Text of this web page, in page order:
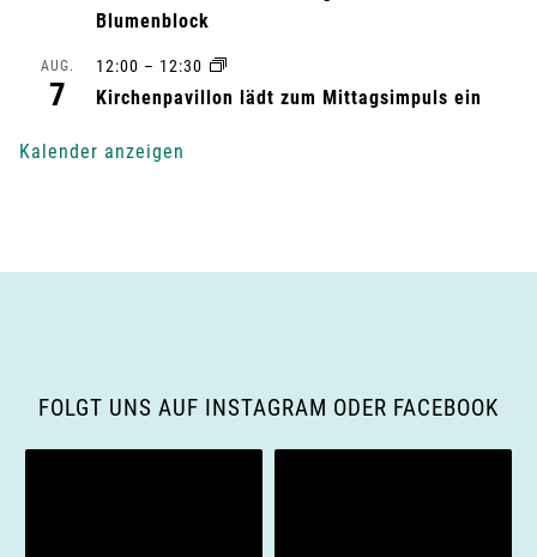
-
a
Blumenblock
AUG.
7
12:00 – 12:30
Kirchenpavillon lädt zum Mittagsimpuls ein
Kalender anzeigen
FOLGT UNS AUF INSTAGRAM ODER FACEBOOK